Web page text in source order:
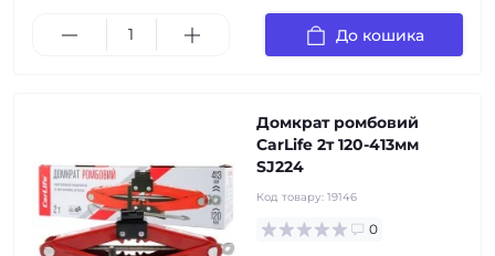
До кошика
Домкрат ромбовий
CarLife 2т 120-413мм
SJ224
Код товару: 19146
0